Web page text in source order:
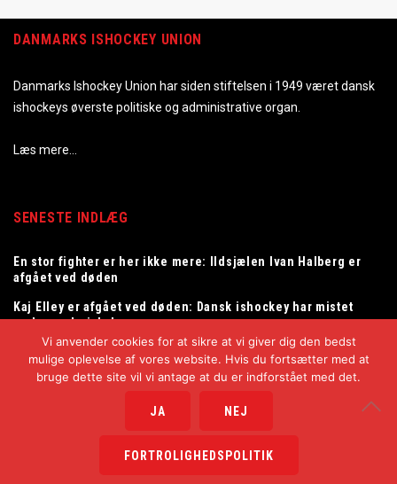
DANMARKS ISHOCKEY UNION
Danmarks Ishockey Union har siden stiftelsen i 1949 været dansk
ishockeys øverste politiske og administrative organ.
Læs mere…
SENESTE INDLÆG
En stor fighter er her ikke mere: Ildsjælen Ivan Halberg er
afgået ved døden
Kaj Elley er afgået ved døden: Dansk ishockey har mistet
en legendarisk dommer
Tommy Samuelsson ny landstræner for herrelandsholdet
Copyright © 2025
Vi anvender cookies for at sikre at vi giver dig den bedst
mulige oplevelse af vores website. Hvis du fortsætter med at
bruge dette site vil vi antage at du er indforstået med det.
JA NEJ
FORTROLIGHEDSPOLITIK